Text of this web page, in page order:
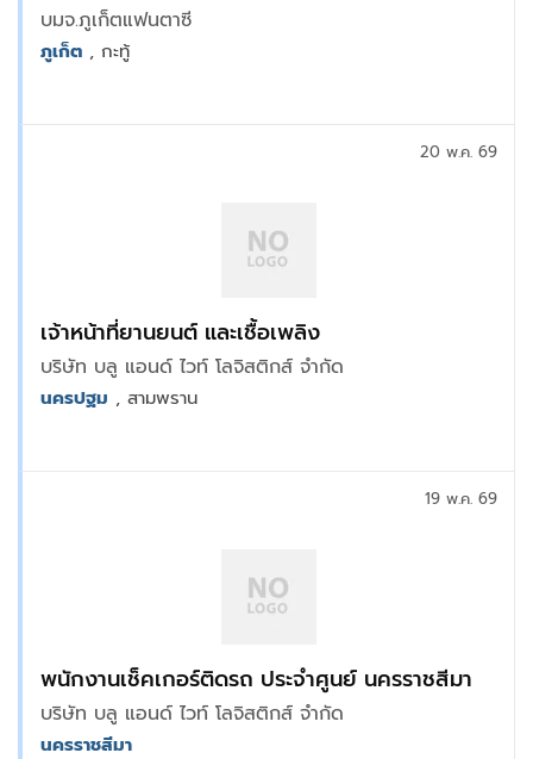
บมจ.ภูเก็ตแฟนตาซี
ภูเก็ต , กะทู้
เจ้าหน้าที่ยานยนต์ และเชื้อเพลิง
บริษัท บลู แอนด์ ไวท์ โลจิสติกส์ จำกัด
20 พ.ค. 69
นครปฐม , สามพราน
พนักงานเช็คเกอร์ติดรถ ประจำศูนย์ นครราชสีมา
บริษัท บลู แอนด์ ไวท์ โลจิสติกส์ จำกัด
19 พ.ค. 69
นครราชสีมา